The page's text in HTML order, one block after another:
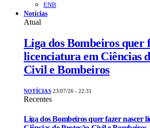
ENB
Notícias
Atual
Liga dos Bombeiros quer
licenciatura em Ciências
Civil e Bombeiros
NOTÍCIAS 23/07/26 - 22:31
Recentes
Liga dos Bombeiros quer fazer nascer